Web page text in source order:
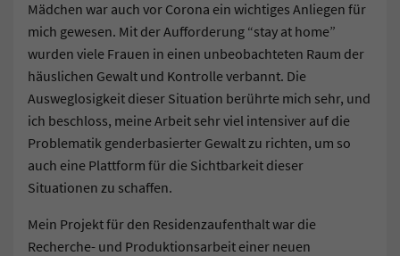
Mädchen war auch vor Corona ein wichtiges Anliegen für
mich gewesen. Mit der Aufforderung “stay at home”
wurden viele Frauen in einen unbeobachteten Raum der
häuslichen Gewalt und Kontrolle verbannt. Die
Ausweglosigkeit dieser Situation berührte mich sehr, und
ich beschloss, meine Arbeit sehr viel intensiver auf die
Problematik genderbasierter Gewalt zu richten, um so
auch eine Plattform für die Sichtbarkeit dieser
Situationen zu schaffen.
Mein Projekt für den Residenzaufenthalt war die
Recherche- und Produktionsarbeit einer neuen